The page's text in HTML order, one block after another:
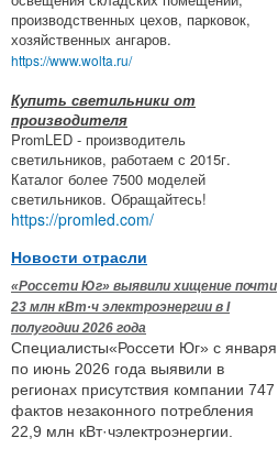
производственных цехов, парковок,
хозяйственных ангаров.
https://www.wolta.ru/
Купить светильники от
производителя
PromLED - производитель
светильников, работаем с 2015г.
Каталог более 7500 моделей
светильников. Обращайтесь!
https://promled.com/
Новости отрасли
«Россети Юг» выявили хищение почти
23 млн кВт·ч электроэнергии в I
полугодии 2026 года
Специалисты«Россети Юг» с января
по июнь 2026 года выявили в
регионах присутствия компании 747
фактов незаконного потребления
22,9 млн кВт·чэлектроэнергии.